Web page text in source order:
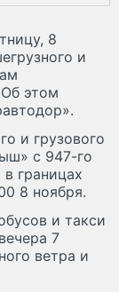
8
и
этом
и грузового
с 947-го
границах
8 ноября.
и такси
7
ветра и